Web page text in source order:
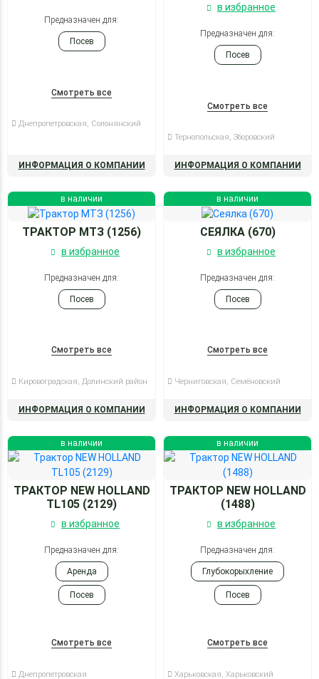
Предназначен для:
Посев
Смотреть все
Днепропетровская, Солонянский
ИНФОРМАЦИЯ О КОМПАНИИ
в избранное
Предназначен для:
Посев
Смотреть все
Тернопольская, Зборовский
ИНФОРМАЦИЯ О КОМПАНИИ
в наличии
ТРАКТОР МТЗ (1256)
в избранное
Предназначен для:
Посев
Смотреть все
Кировоградская, Долинский район
ИНФОРМАЦИЯ О КОМПАНИИ
в наличии
СЕЯЛКА (670)
в избранное
Предназначен для:
Посев
Смотреть все
Черниговская, Семёновский
ИНФОРМАЦИЯ О КОМПАНИИ
в наличии
ТРАКТОР NEW HOLLAND
TL105 (2129)
в избранное
Предназначен для:
Аренда
Посев
Смотреть все
Днепропетровская
в наличии
ТРАКТОР NEW HOLLAND
(1488)
в избранное
Предназначен для:
Глубокорыхление
Посев
Смотреть все
Харьковская, Харьковский